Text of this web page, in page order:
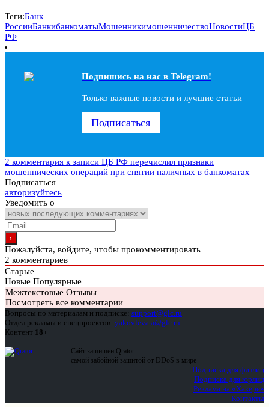
Теги:Банк
РоссииБанкибанкоматыМошенникимошенничествоНовостиЦБ
РФ
Подпишись на наc в Telegram!
Только важные новости и лучшие статьи
Подписаться
2 комментария к записи ЦБ РФ перечислил признаки
мошеннических операций при снятии наличных в банкоматах
Подписаться
авторизуйтесь
Уведомить о
Пожалуйста, войдите, чтобы прокомментировать
2 комментариев
Старые
Новые Популярные
Межтекстовые Отзывы
Посмотреть все комментарии
Вопросы по материалам и подписке: support@glc.ru
Отдел рекламы и спецпроектов: yakovleva.a@glc.ru
Контент 18+
Сайт защищен Qrator —
самой забойной защитой от DDoS в мире
Подписка для физлиц
Подписка для юрлиц
Реклама на «Хакере»
Контакты